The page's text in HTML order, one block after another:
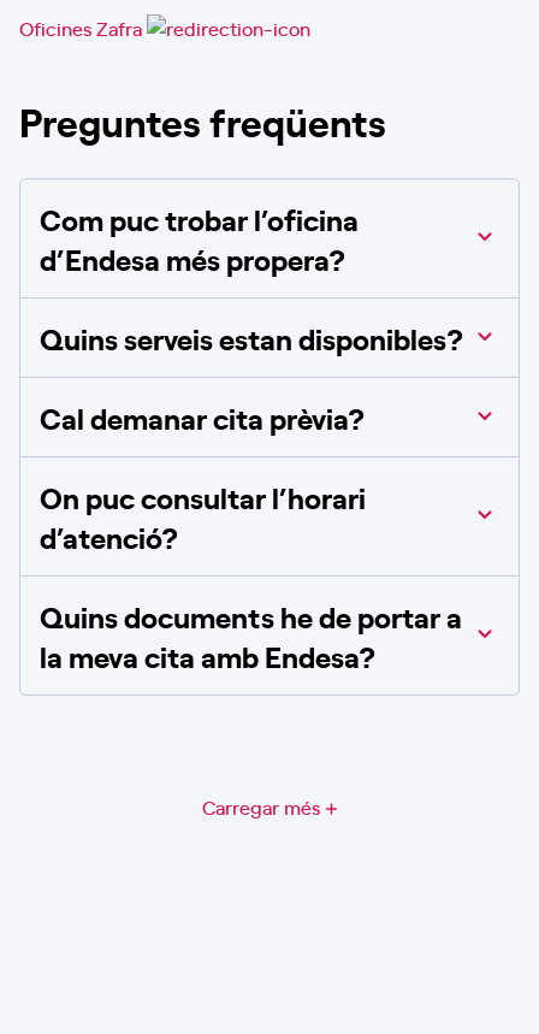
Oficines Zafra
Preguntes freqüents
Com puc trobar l’oficina
d’Endesa més propera?
Quins serveis estan disponibles?
Cal demanar cita prèvia?
On puc consultar l’horari
d’atenció?
Quins documents he de portar a
la meva cita amb Endesa?
Carregar més